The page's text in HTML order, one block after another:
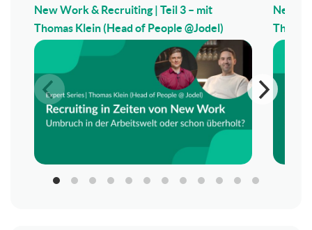
New Work & Recruiting | Teil 3 – mit
Thomas Klein (Head of People @Jodel)
New